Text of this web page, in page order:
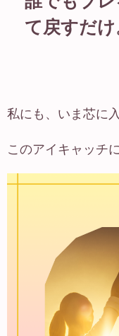
て戻すだけ
私にも、いま芯に
このアイキャッチ